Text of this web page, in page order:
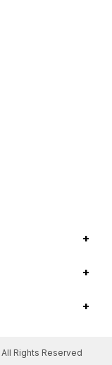
+
+
+
All Rights Reserved